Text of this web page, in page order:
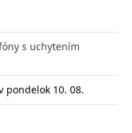
s uchytením
pondelok 10. 08.